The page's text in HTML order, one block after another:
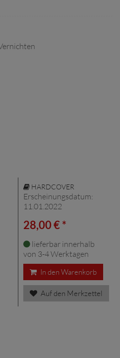
HARDCOVER
Erscheinungsdatum:
11.01.2022
28,00 € *
lieferbar innerhalb
von 3-4 Werktagen
In den Warenkorb
Auf den Merkzettel